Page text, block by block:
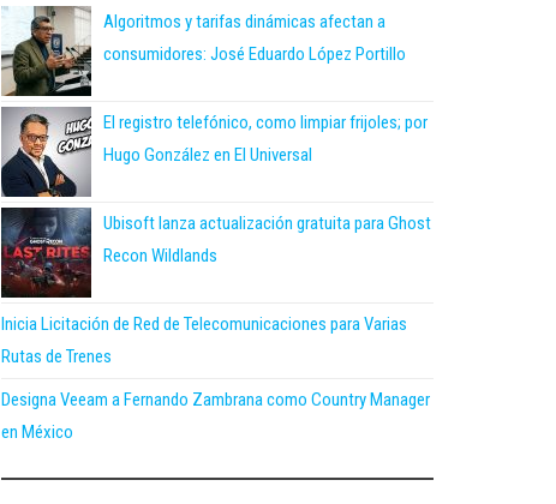
Algoritmos y tarifas dinámicas afectan a
consumidores: José Eduardo López Portillo
El registro telefónico, como limpiar frijoles; por
Hugo González en El Universal
Ubisoft lanza actualización gratuita para Ghost
Recon Wildlands
Inicia Licitación de Red de Telecomunicaciones para Varias
Rutas de Trenes
Designa Veeam a Fernando Zambrana como Country Manager
en México